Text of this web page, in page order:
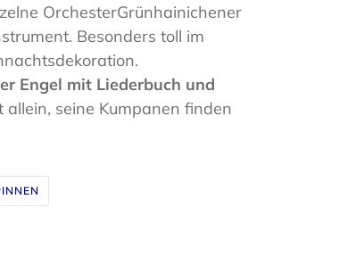
OrchesterGrünhainichener
Besonders toll im
Engel mit Liederbuch und
allein, seine Kumpanen finden
PINNEN